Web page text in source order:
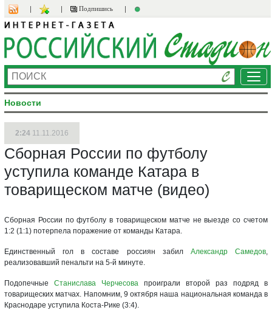
Подпишись
Новости
2:24 11.11.2016
Сборная России по футболу
уступила команде Катара в
товарищеском матче (видео)
Сборная России по футболу в товарищеском матче не выезде со счетом
1:2 (1:1) потерпела поражение от команды Катара.
Единственный гол в составе россиян забил Александр Самедов,
реализовавший пенальти на 5-й минуте.
Подопечные Станислава Черчесова проиграли второй раз подряд в
товарищеских матчах. Напомним, 9 октября наша национальная команда в
Краснодаре уступила Коста-Рике (3:4).